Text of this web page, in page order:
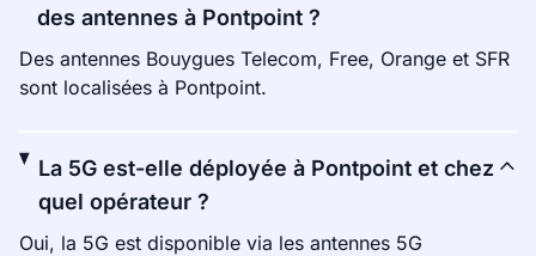
des antennes à Pontpoint ?
Des antennes Bouygues Telecom, Free, Orange et SFR
sont localisées à Pontpoint.
La 5G est-elle déployée à Pontpoint et chez
quel opérateur ?
Oui, la 5G est disponible via les antennes 5G